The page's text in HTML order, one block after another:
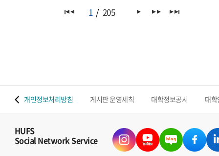
1 205
개인정보처리방침 게시판 운영세칙 대학정보공시 대
HUFS
Social Network Service